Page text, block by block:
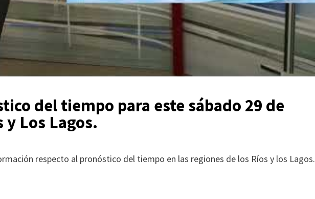
del tiempo para este sábado 29 de
y Los Lagos.
respecto al pronóstico del tiempo en las regiones de los Ríos y los Lagos.